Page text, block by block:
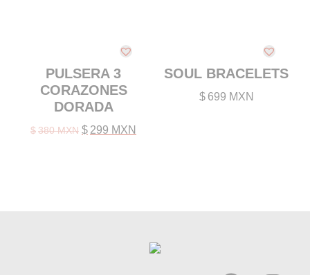
PULSERA 3
CORAZONES
DORADA
$380 MXN Original
$ 299 MXN
SOUL BRACELETS
$ 699 MXN